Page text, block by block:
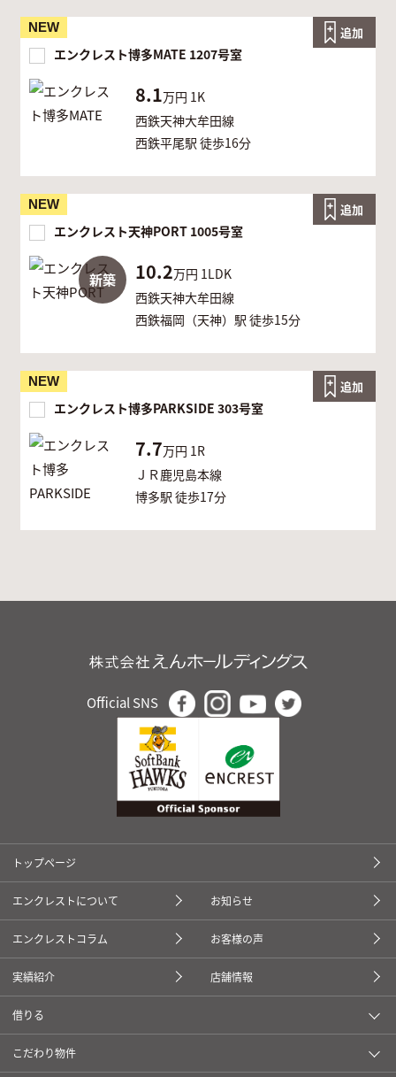
NEW
エンクレスト博多MATE 1207号室
8.1万円 1K
西鉄天神大牟田線
西鉄平尾駅 徒歩16分
追加
NEW
新築
エンクレスト天神PORT 1005号室
10.2万円 1LDK
西鉄天神大牟田線
西鉄福岡（天神）駅 徒歩15分
追加
NEW
エンクレスト博多PARKSIDE 303号室
7.7万円 1R
ＪＲ鹿児島本線
博多駅 徒歩17分
追加
Official SNS
トップページ
エンクレストについて お知らせ
エンクレストコラム お客様の声
実績紹介 店舗情報
借りる
こだわり物件